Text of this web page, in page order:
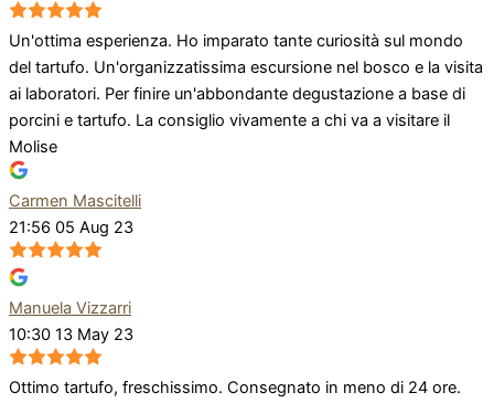
Un'ottima esperienza. Ho imparato tante curiosità sul mondo
del tartufo. Un'organizzatissima escursione nel bosco e la visita
ai laboratori. Per finire un'abbondante degustazione a base di
porcini e tartufo. La consiglio vivamente a chi va a visitare il
Molise
Carmen Mascitelli
21:56 05 Aug 23
Manuela Vizzarri
10:30 13 May 23
Ottimo tartufo, freschissimo. Consegnato in meno di 24 ore.